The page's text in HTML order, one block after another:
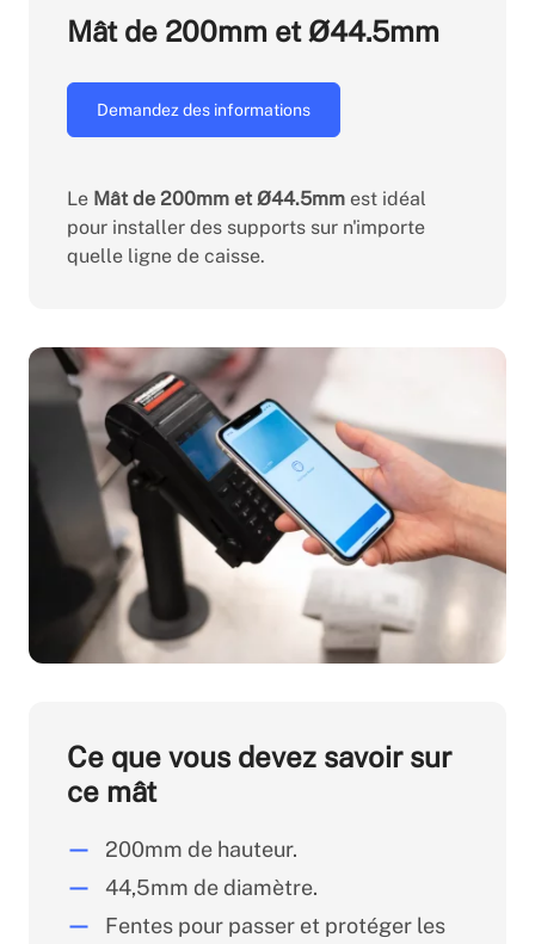
Mât de 200mm et Ø44.5mm
Demandez des informations
Le Mât de 200mm et Ø44.5mm est idéal
pour installer des supports sur n'importe
quelle ligne de caisse.
Ce que vous devez savoir sur
ce mât
200mm de hauteur.
44,5mm de diamètre.
Fentes pour passer et protéger les